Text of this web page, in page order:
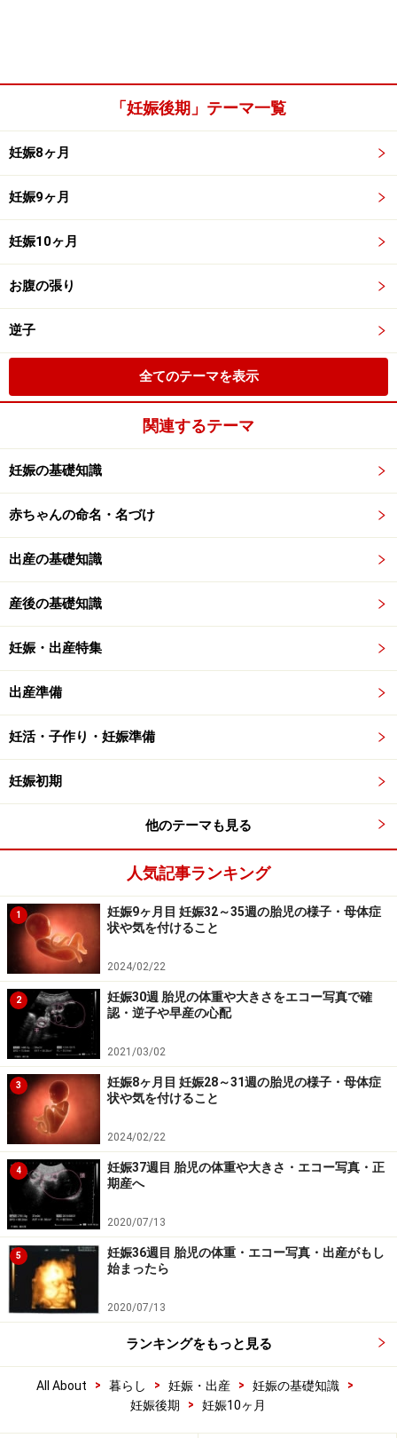
「妊娠後期」テーマ一覧
妊娠8ヶ月
妊娠9ヶ月
妊娠10ヶ月
お腹の張り
逆子
全てのテーマを表示
関連するテーマ
妊娠の基礎知識
赤ちゃんの命名・名づけ
出産の基礎知識
産後の基礎知識
妊娠・出産特集
出産準備
妊活・子作り・妊娠準備
妊娠初期
他のテーマも見る
人気記事ランキング
1
妊娠9ヶ月目 妊娠32～35週の胎児の様子・母体症
状や気を付けること
2024/02/22
2
妊娠30週 胎児の体重や大きさをエコー写真で確
認・逆子や早産の心配
2021/03/02
3
妊娠8ヶ月目 妊娠28～31週の胎児の様子・母体症
状や気を付けること
2024/02/22
4
妊娠37週目 胎児の体重や大きさ・エコー写真・正
期産へ
2020/07/13
5
妊娠36週目 胎児の体重・エコー写真・出産がもし
始まったら
2020/07/13
ランキングをもっと見る
All About > 暮らし > 妊娠・出産 > 妊娠の基礎知識
>
妊娠後期
> 妊娠10ヶ月